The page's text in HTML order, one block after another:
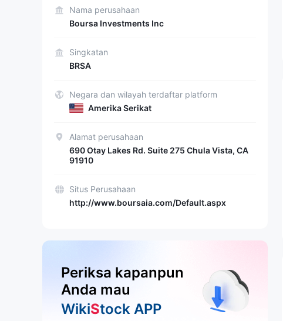
Nama perusahaan
Boursa Investments Inc
Singkatan
BRSA
Negara dan wilayah terdaftar platform
Amerika Serikat
Alamat perusahaan
690 Otay Lakes Rd. Suite 275 Chula Vista, CA
91910
Situs Perusahaan
http://www.boursaia.com/Default.aspx
Periksa kapanpun
Anda mau
WikiStock APP